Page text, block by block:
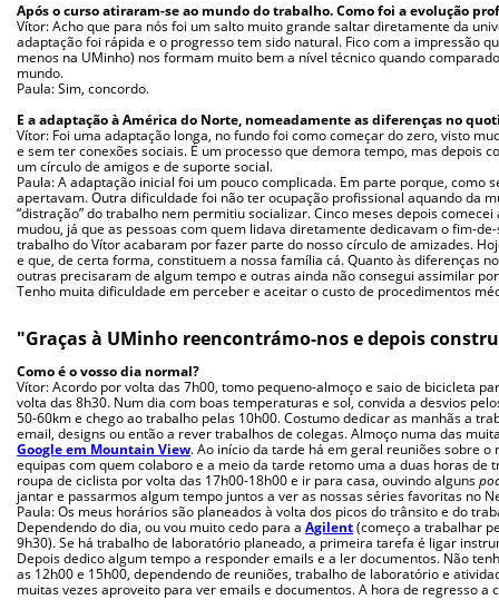
Após o curso atiraram-se ao mundo do trabalho. Como foi a evolução
Vítor: Acho que para nós foi um salto muito grande saltar diretamente da
adaptação foi rápida e o progresso tem sido natural. Fico com a impressão
menos na UMinho) nos formam muito bem a nível técnico quando
mundo.
Paula: Sim, concordo.
E a adaptação à América do Norte, nomeadamente as diferenças no
Vítor: Foi uma adaptação longa, no fundo foi como começar do zero, visto
e sem ter conexões sociais. É um processo que demora tempo, mas depois
um círculo de amigos e de suporte social.
Paula: A adaptação inicial foi um pouco complicada. Em parte porque, como
apertavam. Outra dificuldade foi não ter ocupação profissional aquando da
“distração” do trabalho nem permitiu socializar. Cinco meses depois
mudou, já que as pessoas com quem lidava diretamente dedicavam o fim-
trabalho do Vítor acabaram por fazer parte do nosso círculo de amizades.
e que, de certa forma, constituem a nossa família cá. Quanto às diferenças
outras precisaram de algum tempo e outras ainda não consegui assimilar
Tenho muita dificuldade em perceber e aceitar o custo de procedimentos
"Graças à UMinho reencontrámo-nos e depois
Como é o vosso dia normal?
Vítor: Acordo por volta das 7h00, tomo pequeno-almoço e saio de bicicleta
volta das 8h30. Num dia com boas temperaturas e sol, convida a desvios
50-60km e chego ao trabalho pelas 10h00. Costumo dedicar as manhãs a
email, designs ou então a rever trabalhos de colegas. Almoço numa das
Google em Mountain View. Ao início da tarde há em geral reuniões sobre
equipas com quem colaboro e a meio da tarde retomo uma a duas horas de
roupa de ciclista por volta das 17h00-18h00 e ir para casa, ouvindo alguns
jantar e passarmos algum tempo juntos a ver as nossas séries favoritas no
Paula: Os meus horários são planeados à volta dos picos do trânsito e do
Dependendo do dia, ou vou muito cedo para a Agilent(começo a trabalhar
9h30). Se há trabalho de laboratório planeado, a primeira tarefa é ligar
Depois dedico algum tempo a responder emails e a ler documentos. Não
as 12h00 e 15h00, dependendo de reuniões, trabalho de laboratório e
muitas vezes aproveito para ver emails e documentos. A hora de regresso a